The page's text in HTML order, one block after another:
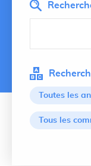
Toutes les
Tous les